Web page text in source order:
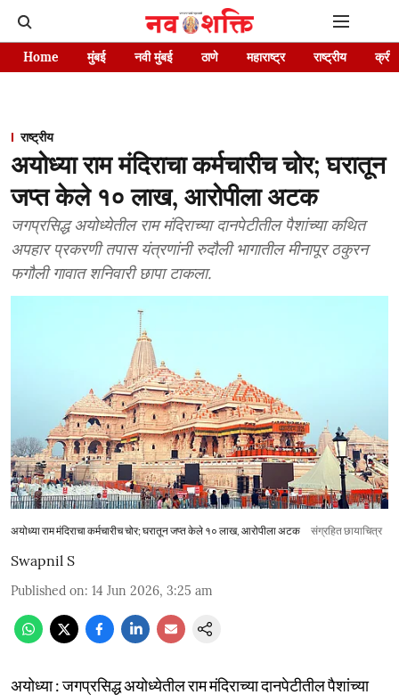
Home मुंबई नवी मुंबई ठाणे महाराष्ट्र राष्ट्रीय
राष्ट्रीय
अयोध्या राम मंदिराचा कर्मचारीच चोर; घरातून
जप्त केले १० लाख, आरोपीला अटक
जगप्रसिद्ध अयोध्येतील राम मंदिराच्या दानपेटीतील पैशांच्या कथित
अपहार प्रकरणी तपास यंत्रणांनी रुदौली भागातील मीनापूर ठकुरन
फगौली गावात शनिवारी छापा टाकला.
अयोध्या राम मंदिराचा कर्मचारीच चोर; घरातून जप्त केले १० लाख, आरोपीला अटक संग्रहित छायाचित्र
Swapnil S
Published on: 14 Jun 2026, 3:25 am
अयोध्या : जगप्रसिद्ध अयोध्येतील राम मंदिराच्या दानपेटीतील पैशांच्या